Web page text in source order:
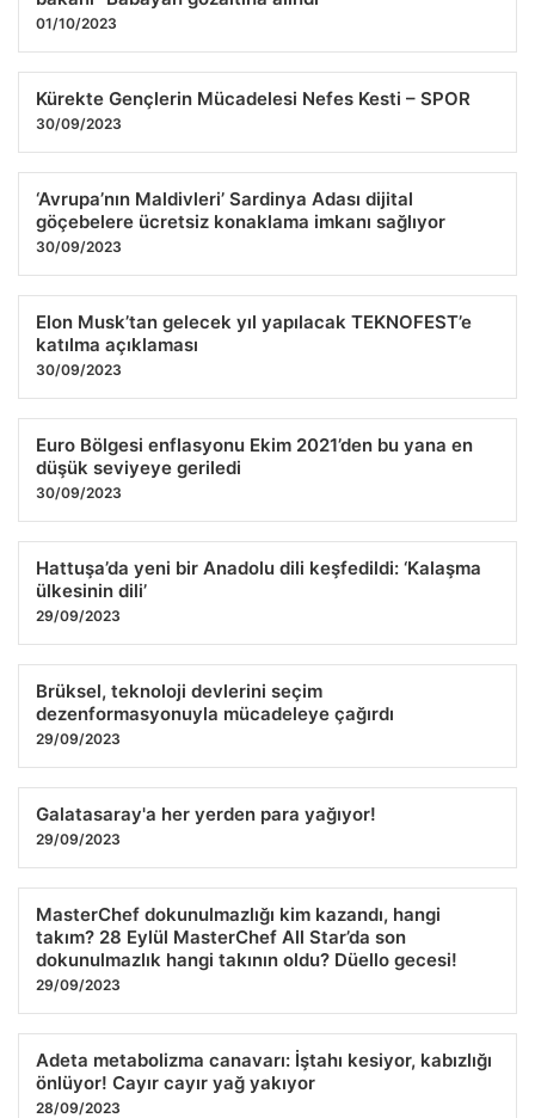
25.07.2026 11:16
01/10/2023
Kürekte Gençlerin Mücadelesi Nefes Kesti – SPOR
30/09/2023
‘Avrupa’nın Maldivleri’ Sardinya Adası dijital
göçebelere ücretsiz konaklama imkanı sağlıyor
30/09/2023
Elon Musk’tan gelecek yıl yapılacak TEKNOFEST’e
katılma açıklaması
30/09/2023
Euro Bölgesi enflasyonu Ekim 2021’den bu yana en
düşük seviyeye geriledi
30/09/2023
Hattuşa’da yeni bir Anadolu dili keşfedildi: ‘Kalaşma
ülkesinin dili’
29/09/2023
Brüksel, teknoloji devlerini seçim
dezenformasyonuyla mücadeleye çağırdı
29/09/2023
Galatasaray'a her yerden para yağıyor!
29/09/2023
MasterChef dokunulmazlığı kim kazandı, hangi
takım? 28 Eylül MasterChef All Star’da son
dokunulmazlık hangi takının oldu? Düello gecesi!
29/09/2023
Adeta metabolizma canavarı: İştahı kesiyor, kabızlığı
önlüyor! Cayır cayır yağ yakıyor
28/09/2023